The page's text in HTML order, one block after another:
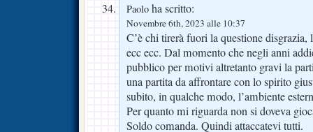
Paolo ha scritto:
Novembre 6th, 2023 alle 10:37
C’è chi tirerà fuori la questione disgrazia,
ecc ecc. Dal momento che negli anni
pubblico per motivi altretanto gravi la
una partita da affrontare con lo spirito
subito, in qualche modo, l’ambiente
Per quanto mi riguarda non si doveva
Soldo comanda. Quindi attaccatevi tutti.